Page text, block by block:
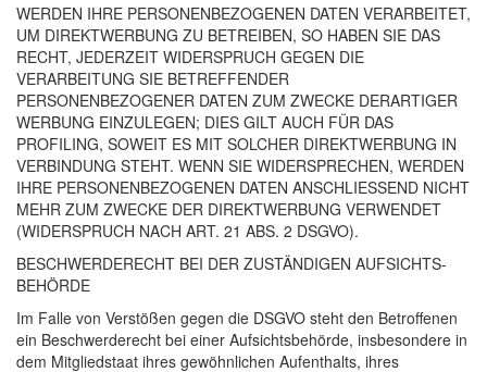
WERDEN IHRE PERSONENBEZOGENEN DATEN VERARBEITET,
UM DIREKTWERBUNG ZU BETREIBEN, SO HABEN SIE DAS
RECHT, JEDERZEIT WIDERSPRUCH GEGEN DIE
VERARBEITUNG SIE BETREFFENDER
PERSONENBEZOGENER DATEN ZUM ZWECKE DERARTIGER
WERBUNG EINZULEGEN; DIES GILT AUCH FÜR DAS
PROFILING, SOWEIT ES MIT SOLCHER DIREKTWERBUNG IN
VERBINDUNG STEHT. WENN SIE WIDERSPRECHEN, WERDEN
IHRE PERSONENBEZOGENEN DATEN ANSCHLIESSEND NICHT
MEHR ZUM ZWECKE DER DIREKTWERBUNG VERWENDET
(WIDERSPRUCH NACH ART. 21 ABS. 2 DSGVO).
BESCHWERDE­RECHT BEI DER ZUSTÄNDIGEN AUFSICHTS­
BEHÖRDE
Im Falle von Verstößen gegen die DSGVO steht den Betroffenen
ein Beschwerderecht bei einer Aufsichtsbehörde, insbesondere in
dem Mitgliedstaat ihres gewöhnlichen Aufenthalts, ihres